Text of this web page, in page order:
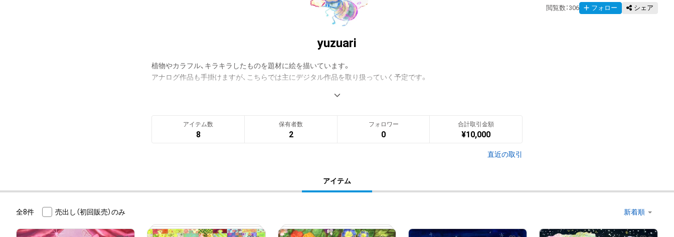
閲覧数 ： 306 フォロー シェア
yuzuari
植物やカラフル、キラキラしたものを題材に絵を描いています。
アナログ作品も手掛けますが、こちらでは主にデジタル作品を取り扱っていく予定です。
ゆったり作品を増やしていくので、よろしくお願いいたします。
アイテム数
8
保有者数
2
フォロワー
0
合計取引金額
¥10,000
直近の取引
アイテム
全8件 売出し（初回販売）のみ